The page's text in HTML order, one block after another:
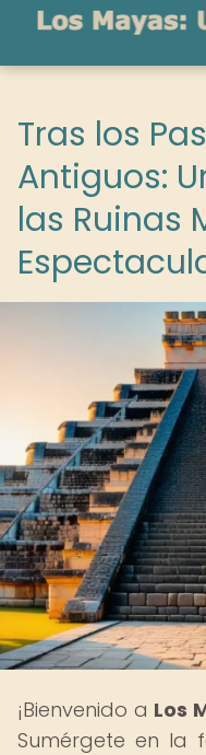
Tras los
Antiguos:
las Ruinas
¡Bienvenido a Los
Sumérgete en la